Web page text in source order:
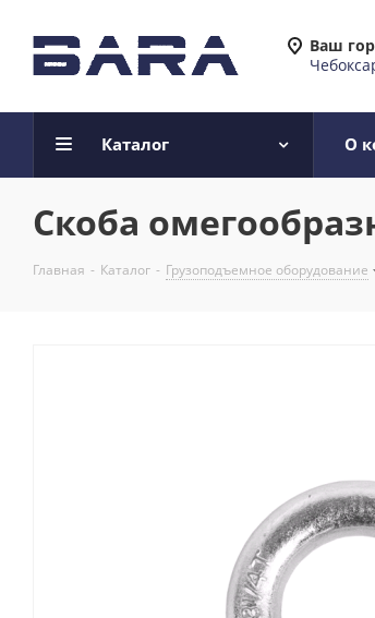
Ваш
Каталог О
Скоба
Главная - Каталог - Грузоподъемное оборудование